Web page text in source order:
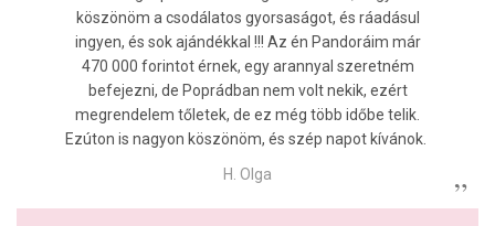
köszönöm a csodálatos gyorsaságot, és ráadásul
ingyen, és sok ajándékkal !!! Az én Pandoráim már
470 000 forintot érnek, egy arannyal szeretném
befejezni, de Poprádban nem volt nekik, ezért
megrendelem tőletek, de ez még több időbe telik.
Ezúton is nagyon köszönöm, és szép napot kívánok.
H. Olga